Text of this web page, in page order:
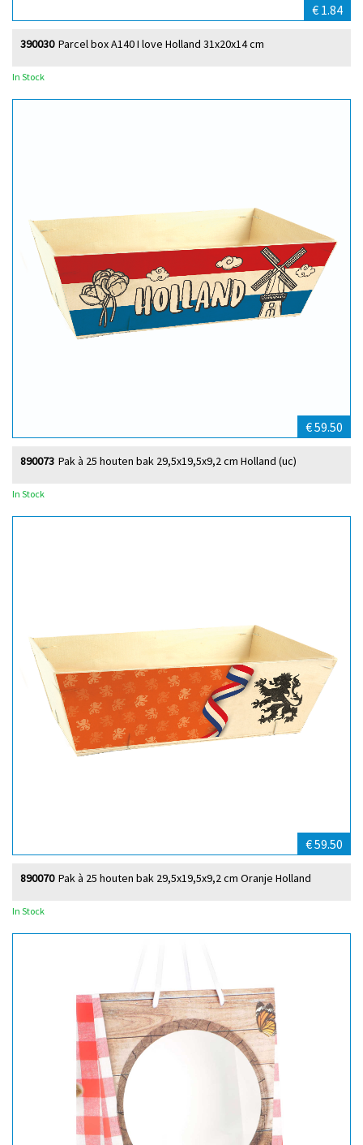
€ 1.84
Parcel box A140 I love Holland 31x20x14 cm
390030
In Stock
€ 59.50
Pak à 25 houten bak 29,5x19,5x9,2 cm Holland (uc)
890073
In Stock
€ 59.50
Pak à 25 houten bak 29,5x19,5x9,2 cm Oranje Holland
890070
In Stock